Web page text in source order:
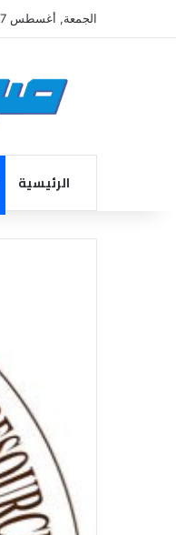
الجمعة, أغسطس 7 2026
الرئيسية